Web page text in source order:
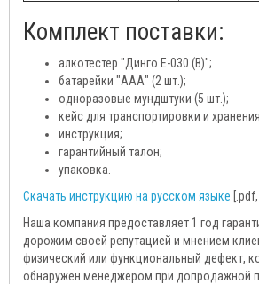
Комплект поставки:
алкотестер "Динго Е-030 (B)";
батарейки "ААА" (2 шт.);
одноразовые мундштуки (5 шт.);
кейс для транспортировки и
инструкция;
гарантийный талон;
упаковка.
Скачать инструкцию на русском языке
Наша компания предоставляет 1 год
дорожим своей репутацией и мнением
физический или функциональный дефект,
обнаружен менеджером при допродажной